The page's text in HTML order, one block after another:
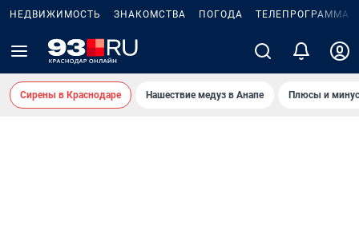
НЕДВИЖИМОСТЬ ЗНАКОМСТВА ПОГОДА ТЕЛЕПРОГРАММА
Сирены в Краснодаре Нашествие медуз в Анапе Плюсы и